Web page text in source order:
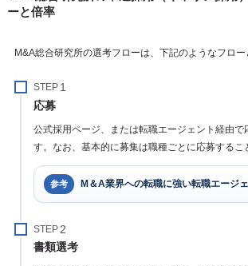
ーと倍率
M&A総合研究所の選考フローは、下記のようなフロー
STEP
応募
公式採用ページ、または転職エージェント経由で
す。なお、基本的に募集は職種ごとに応募するこ
参考 M＆A業界への転職に強い転職エージ
STEP
書類選考